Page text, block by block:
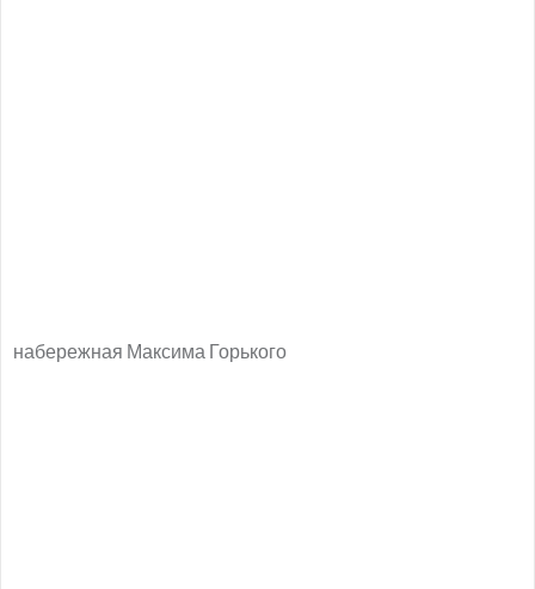
набережная Максима Горького